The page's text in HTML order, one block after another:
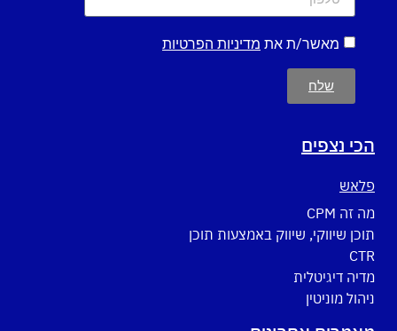
מאשר/ת את מדיניות הפרטיות
שלח
הכי נצפים
פלאש
מה זה CPM
תוכן שיווקי, שיווק באמצעות תוכן
CTR
מדיה דיגיטלית
ניהול מוניטין